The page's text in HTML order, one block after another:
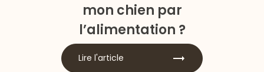
mon chien par
l’alimentation ?
Lire l'article